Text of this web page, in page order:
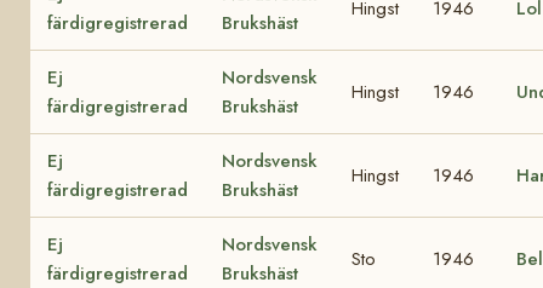
färdigregistrerad
Brukshäst
Hingst 1946
Ej
färdigregistrerad
Nordsvensk
Brukshäst
Hingst 1946
Ej
färdigregistrerad
Nordsvensk
Brukshäst
Hingst 1946
Ej
färdigregistrerad
Nordsvensk
Brukshäst
Sto 1946